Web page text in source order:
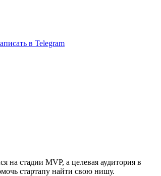
в Telegram
на стадии MVP, а целевая аудитория в
стартапу найти свою нишу.